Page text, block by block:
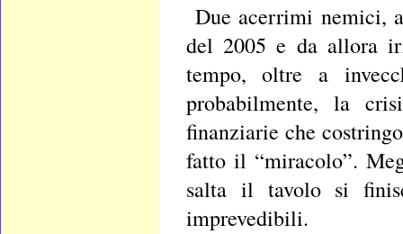
Due acerrimi nemici,
del 2005 e da allora
tempo, oltre a
probabilmente, la
finanziarie che
fatto il “miracolo”.
salta il tavolo si
imprevedibili.